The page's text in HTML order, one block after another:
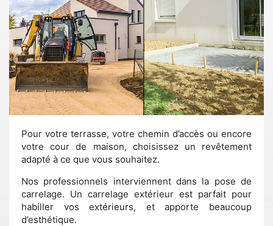
Pour votre terrasse, votre chemin d’accès ou encore
votre cour de maison, choisissez un revêtement
adapté à ce que vous souhaitez.
Nos professionnels interviennent dans la pose de
carrelage. Un carrelage extérieur est parfait pour
habiller vos extérieurs, et apporte beaucoup
d’esthétique.